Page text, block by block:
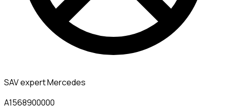
SAV expert Mercedes
A1568900000